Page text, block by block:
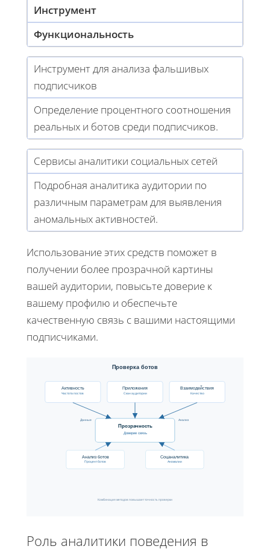
Инструмент
Функциональность
Инструмент для анализа фальшивых
подписчиков
Определение процентного соотношения
реальных и ботов среди подписчиков.
Сервисы аналитики социальных сетей
Подробная аналитика аудитории по
различным параметрам для выявления
аномальных активностей.
Использование этих средств поможет в
получении более прозрачной картины
вашей аудитории, повысьте доверие к
вашему профилю и обеспечьте
качественную связь с вашими настоящими
подписчиками.
Проверка ботов
Активность
Частота постов
Приложения
Скан аудитории
Взаимодействия
Качество
Прозрачность
Доверие связь
Анализ ботов
Процент ботов
Соцаналитика
Аномалии
Данные Анализ
Комбинация методов повышает точность проверки
Роль аналитики поведения в